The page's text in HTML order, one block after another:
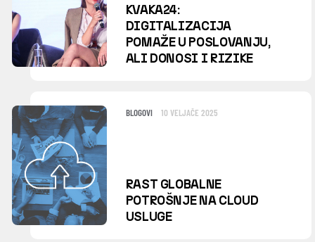
KVAKA24:
DIGITALIZACIJA
POMAŽE U POSLOVANJU,
ALI DONOSI I RIZIKE
BLOGOVI 10 VELJAČE 2025
RAST GLOBALNE
POTROŠNJE NA CLOUD
USLUGE